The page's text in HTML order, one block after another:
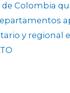
de Colombia
y regional